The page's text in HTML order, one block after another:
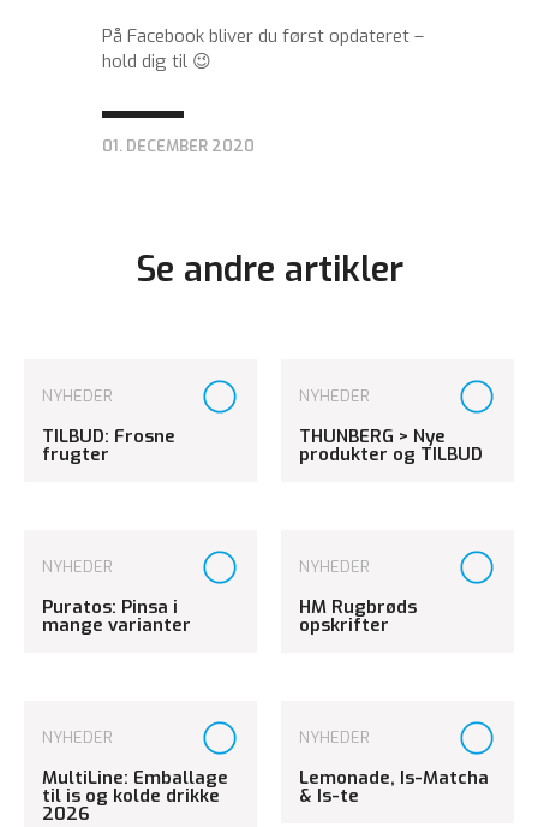
På Facebook bliver du først opdateret –
hold dig til 😉
01. DECEMBER 2020
Se andre artikler
NYHEDER
TILBUD: Frosne
frugter
NYHEDER
THUNBERG > Nye
produkter og TILBUD
NYHEDER
Puratos: Pinsa i
mange varianter
NYHEDER
HM Rugbrøds
opskrifter
NYHEDER
MultiLine: Emballage
til is og kolde drikke
2026
NYHEDER
Lemonade, Is-Matcha
& Is-te